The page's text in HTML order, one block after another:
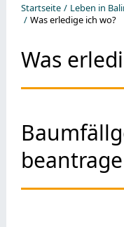
Startseite Leben in
Was erledige ich wo?
Was